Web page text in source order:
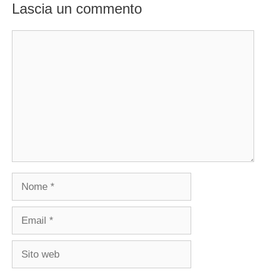
Lascia un commento
Nome
Email
Sito